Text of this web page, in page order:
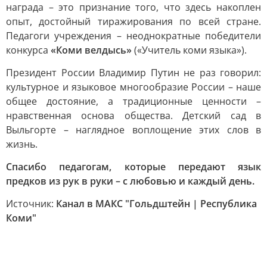
награда – это признание того, что здесь накоплен
опыт, достойный тиражирования по всей стране.
Педагоги учреждения – неоднократные победители
конкурса «Коми велдысь»(«Учитель коми языка»).
Президент России Владимир Путин не раз говорил:
культурное и языковое многообразие России – наше
общее достояние, а традиционные ценности –
нравственная основа общества. Детский сад в
Выльгорте – наглядное воплощение этих слов в
жизнь.
Спасибо педагогам, которые передают язык
предков из рук в руки – с любовью и каждый день.
Источник: Канал в МАКС "Гольдштейн | Республика
Коми"